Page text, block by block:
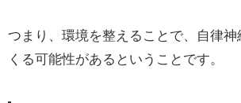
つまり、環境を整えることで、自律
くる可能性があるということです。